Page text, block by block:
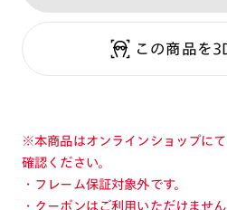
この商品を
※本商品はオンラインショップに
確認ください。
・フレーム保証対象外です。
・クーポンはご利用いただけません